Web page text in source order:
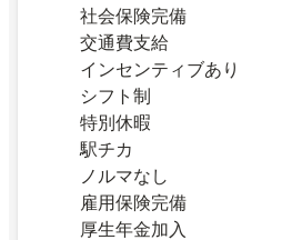
社会保険完備
交通費支給
インセンティブあり
シフト制
特別休暇
駅チカ
ノルマなし
雇用保険完備
厚生年金加入